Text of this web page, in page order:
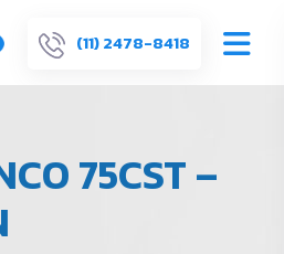
(11) 2478-8418
75CST –